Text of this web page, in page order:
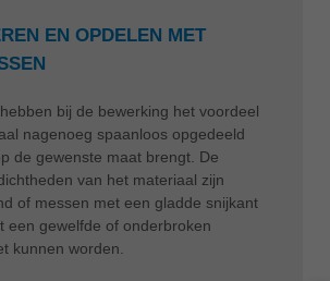
EN OPDELEN MET
bij de bewerking het voordeel
nagenoeg spaanloos opgedeeld
de gewenste maat brengt. De
van het materiaal zijn
of messen met een gladde snijkant
een gewelfde of onderbroken
kunnen worden.